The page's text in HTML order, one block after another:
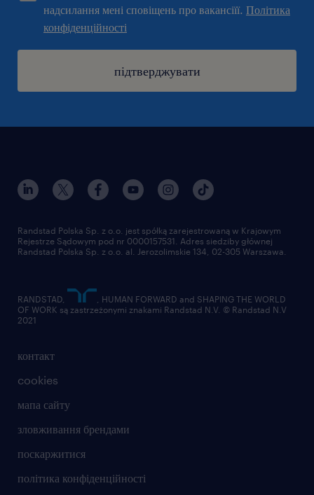
надсилання мені сповіщень про вакансіїї. Політика
конфіденційності
підтверджувати
контакт
cookies
мапа сайту
зловживання брендами
поскаржитися
політика конфіденційності
Randstad Polska Sp. z o.o. jest spółką zarejestrowaną w Krajowym
Rejestrze Sądowym pod nr 0000157531. Adres siedziby głównej
Randstad Polska Sp. z o.o. al. Jerozolimskie 134, 02-305 Warszawa.
RANDSTAD,
, HUMAN FORWARD and SHAPING THE WORLD
OF WORK są zastrzeżonymi znakami Randstad N.V. © Randstad N.V
2021